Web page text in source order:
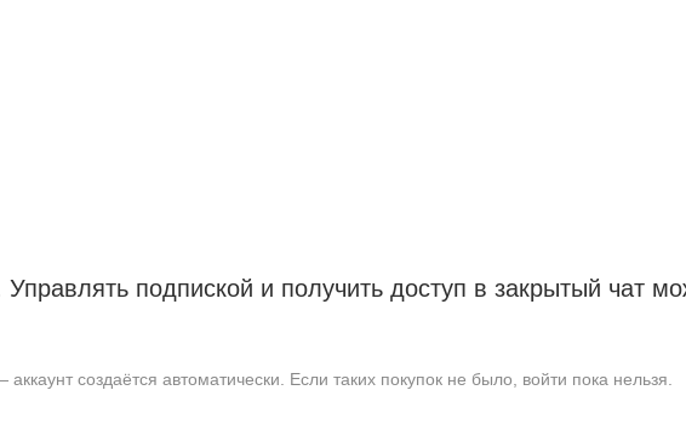
подпиской и получить доступ в закрытый чат
создаётся автоматически. Если таких покупок не было, войти пока нельзя.